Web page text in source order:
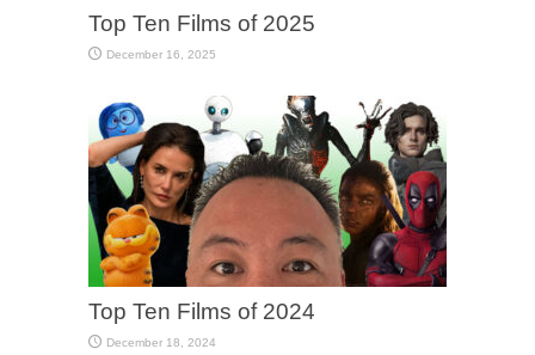
Top Ten Films of 2025
December 16, 2025
Top Ten Films of 2024
December 18, 2024